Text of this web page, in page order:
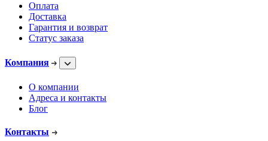
Оплата
Доставка
Гарантия и возврат
Статус заказа
Компания
О компании
Адреса и контакты
Блог
Контакты